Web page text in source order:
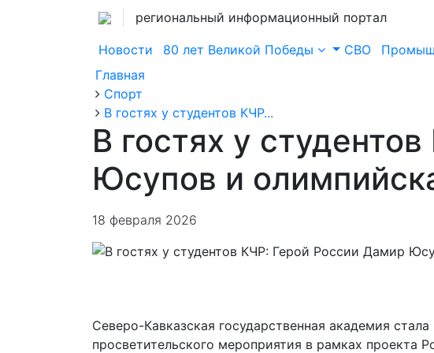
региональный информационный портал
Новости 80 лет Великой Победы СВО
Главная
Спорт
В гостях у студентов КЧР...
В гостях у
Юсупов и
18 февраля 2026
Северо-Кавказская государственная академия
просветительского мероприятия в рамках проекта